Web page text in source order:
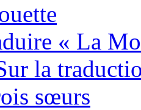
« La
la
sœurs